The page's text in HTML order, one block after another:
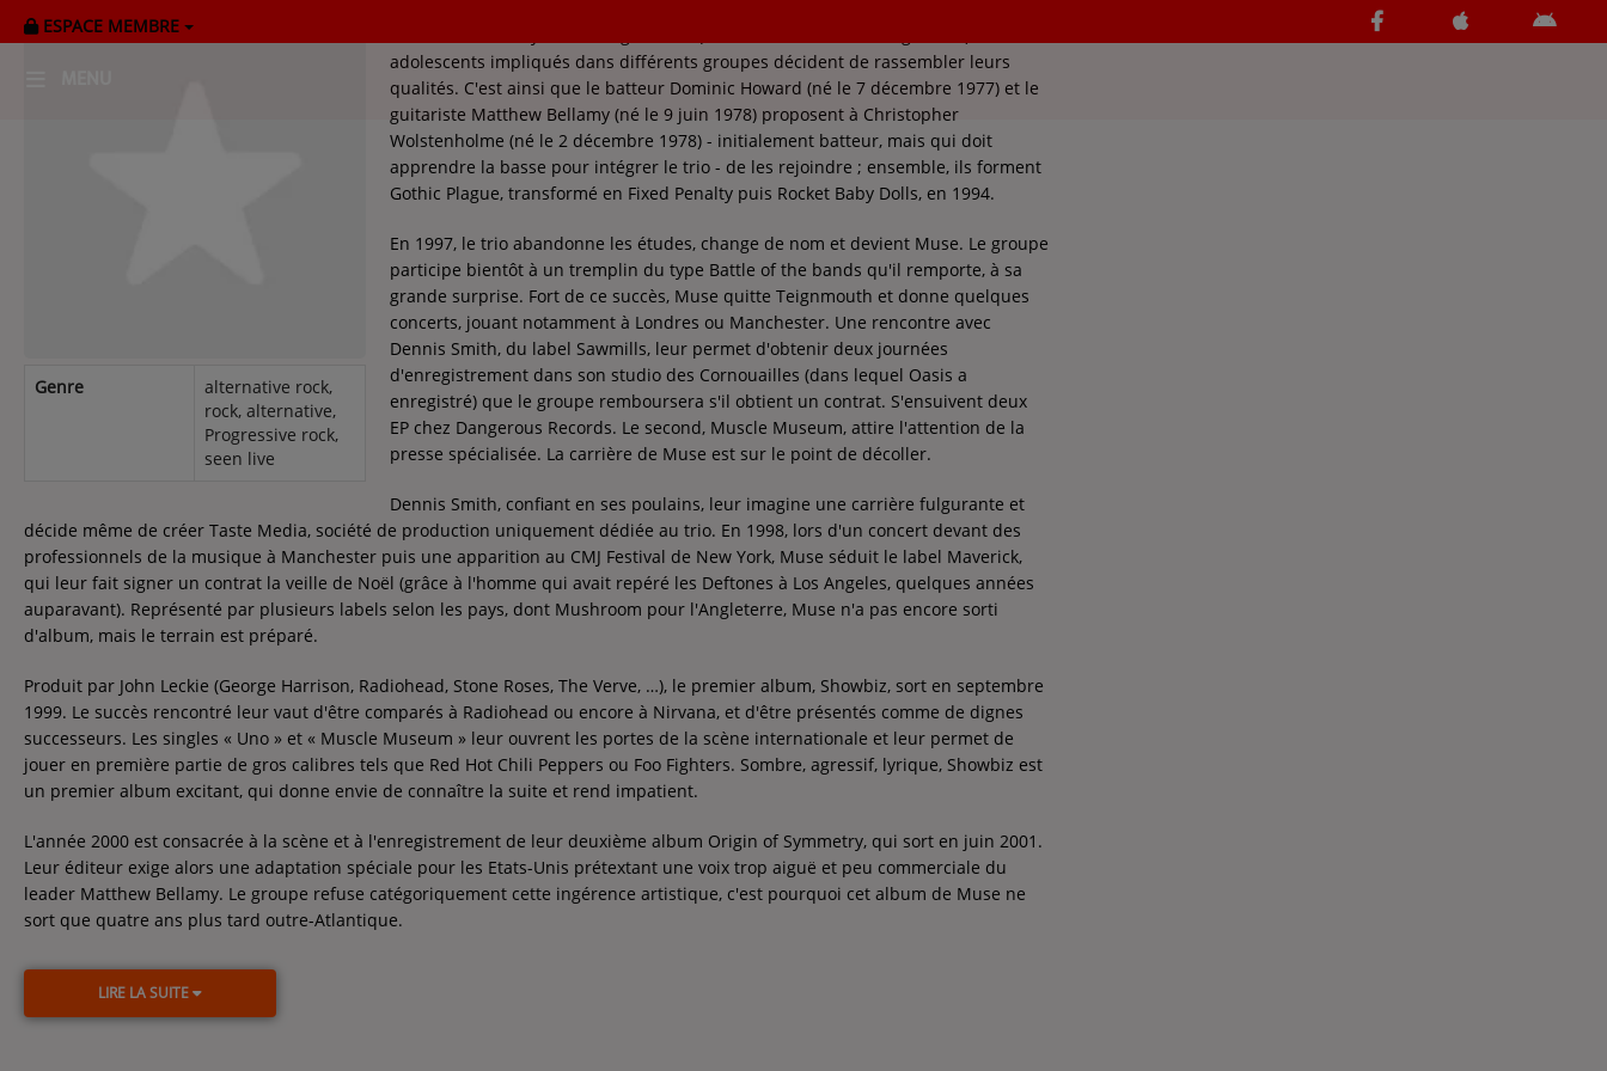
ESPACE MEMBRE
Cultur'Ciné - Jean Meurice
Contact
Contact
Régie Publicitaire
Fréquences
Recherche d'un titre
Genre
alternative rock,
rock, alternative,
Progressive rock,
seen live
adolescents impliqués dans différents groupes décident de rassembler leurs
qualités. C'est ainsi que le batteur Dominic Howard (né le 7 décembre 1977) et le
guitariste Matthew Bellamy (né le 9 juin 1978) proposent à Christopher
Wolstenholme (né le 2 décembre 1978) - initialement batteur, mais qui doit
apprendre la basse pour intégrer le trio - de les rejoindre ; ensemble, ils forment
Gothic Plague, transformé en Fixed Penalty puis Rocket Baby Dolls, en 1994.
En 1997, le trio abandonne les études, change de nom et devient Muse. Le groupe
participe bientôt à un tremplin du type Battle of the bands qu'il remporte, à sa
grande surprise. Fort de ce succès, Muse quitte Teignmouth et donne quelques
concerts, jouant notamment à Londres ou Manchester. Une rencontre avec
Dennis Smith, du label Sawmills, leur permet d'obtenir deux journées
d'enregistrement dans son studio des Cornouailles (dans lequel Oasis a
enregistré) que le groupe remboursera s'il obtient un contrat. S'ensuivent deux
EP chez Dangerous Records. Le second, Muscle Museum, attire l'attention de la
presse spécialisée. La carrière de Muse est sur le point de décoller.
Dennis Smith, confiant en ses poulains, leur imagine une carrière fulgurante et
décide même de créer Taste Media, société de production uniquement dédiée au trio. En 1998, lors d'un concert devant des
professionnels de la musique à Manchester puis une apparition au CMJ Festival de New York, Muse séduit le label Maverick,
qui leur fait signer un contrat la veille de Noël (grâce à l'homme qui avait repéré les Deftones à Los Angeles, quelques années
auparavant). Représenté par plusieurs labels selon les pays, dont Mushroom pour l'Angleterre, Muse n'a pas encore sorti
d'album, mais le terrain est préparé.
Produit par John Leckie (George Harrison, Radiohead, Stone Roses, The Verve, …), le premier album, Showbiz, sort en septembre
1999. Le succès rencontré leur vaut d'être comparés à Radiohead ou encore à Nirvana, et d'être présentés comme de dignes
successeurs. Les singles « Uno » et « Muscle Museum » leur ouvrent les portes de la scène internationale et leur permet de
jouer en première partie de gros calibres tels que Red Hot Chili Peppers ou Foo Fighters. Sombre, agressif, lyrique, Showbiz est
un premier album excitant, qui donne envie de connaître la suite et rend impatient.
L'année 2000 est consacrée à la scène et à l'enregistrement de leur deuxième album Origin of Symmetry, qui sort en juin 2001.
Leur éditeur exige alors une adaptation spéciale pour les Etats-Unis prétextant une voix trop aiguë et peu commerciale du
leader Matthew Bellamy. Le groupe refuse catégoriquement cette ingérence artistique, c'est pourquoi cet album de Muse ne
sort que quatre ans plus tard outre-Atlantique.
LIRE LA SUITE